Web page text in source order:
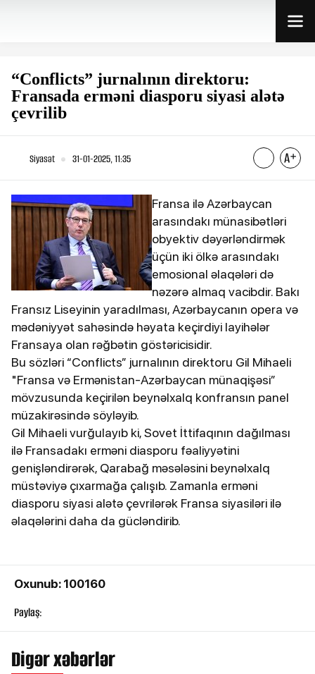
“Conflicts” jurnalının direktoru:
Fransada erməni diasporu siyasi alətə
çevrilib
Siyasət 31-01-2025, 11:35
Fransa ilə Azərbaycan
arasındakı münasibətləri
obyektiv dəyərləndirmək
üçün iki ölkə arasındakı
emosional əlaqələri də
nəzərə almaq vacibdir. Bakı
Fransız Liseyinin yaradılması, Azərbaycanın opera və
mədəniyyət sahəsində həyata keçirdiyi layihələr
Fransaya olan rəğbətin göstəricisidir.
Bu sözləri “Conflicts” jurnalının direktoru Gil Mihaeli
"Fransa və Ermənistan-Azərbaycan münaqişəsi”
mövzusunda keçirilən beynəlxalq konfransın panel
müzakirəsində söyləyib.
Gil Mihaeli vurğulayıb ki, Sovet İttifaqının dağılması
ilə Fransadakı erməni diasporu fəaliyyətini
genişləndirərək, Qarabağ məsələsini beynəlxalq
müstəviyə çıxarmağa çalışıb. Zamanla erməni
diasporu siyasi alətə çevrilərək Fransa siyasiləri ilə
əlaqələrini daha da gücləndirib.
Oxunub: 100160
Paylaş:
Digər xəbərlər